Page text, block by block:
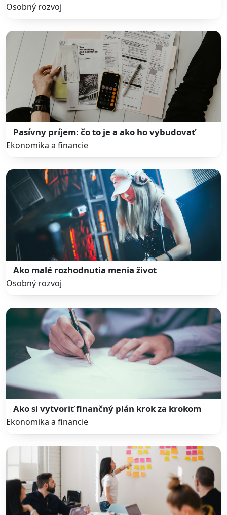
Osobný rozvoj
Pasívny príjem: čo to je a ako ho vybudovať
Ekonomika a financie
Ako malé rozhodnutia menia život
Osobný rozvoj
Ako si vytvoriť finančný plán krok za krokom
Ekonomika a financie